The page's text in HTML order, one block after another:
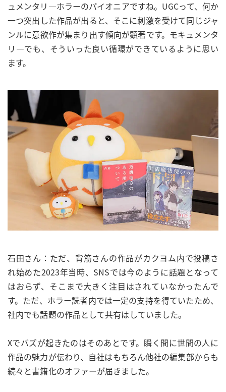
ュメンタリ―ホラーのパイオニアですね。UGCって、何か
一つ突出した作品が出ると、そこに刺激を受けて同じジャ
ンルに意欲作が集まり出す傾向が顕著です。モキュメンタ
リ―でも、そういった良い循環ができているように思い
ます。
石田さん：ただ、背筋さんの作品がカクヨム内で投稿さ
れ始めた2023年当時、SNSでは今のように話題となって
はおらず、そこまで大きく注目はされていなかったんで
す。ただ、ホラー読者内では一定の支持を得ていたため、
社内でも話題の作品として共有はしていました。
Xでバズが起きたのはそのあとです。瞬く間に世間の人に
作品の魅力が伝わり、自社はもちろん他社の編集部からも
続々と書籍化のオファーが届きました。